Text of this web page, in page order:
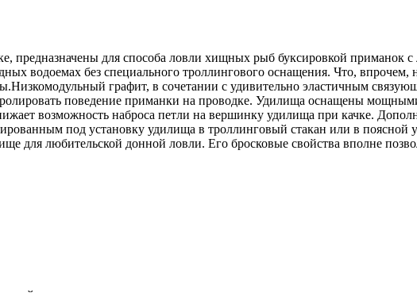
предназначены для способа ловли хищных рыб буксировкой
водоемах без специального троллингового оснащения. Что,
графит, в сочетании с удивительно эластичным
поведение приманки на проводке. Удилища оснащены
возможность наброса петли на вершинку удилища при качке.
под установку удилища в троллинговый стакан или в
для любительской донной ловли. Его бросковые свойства вполне